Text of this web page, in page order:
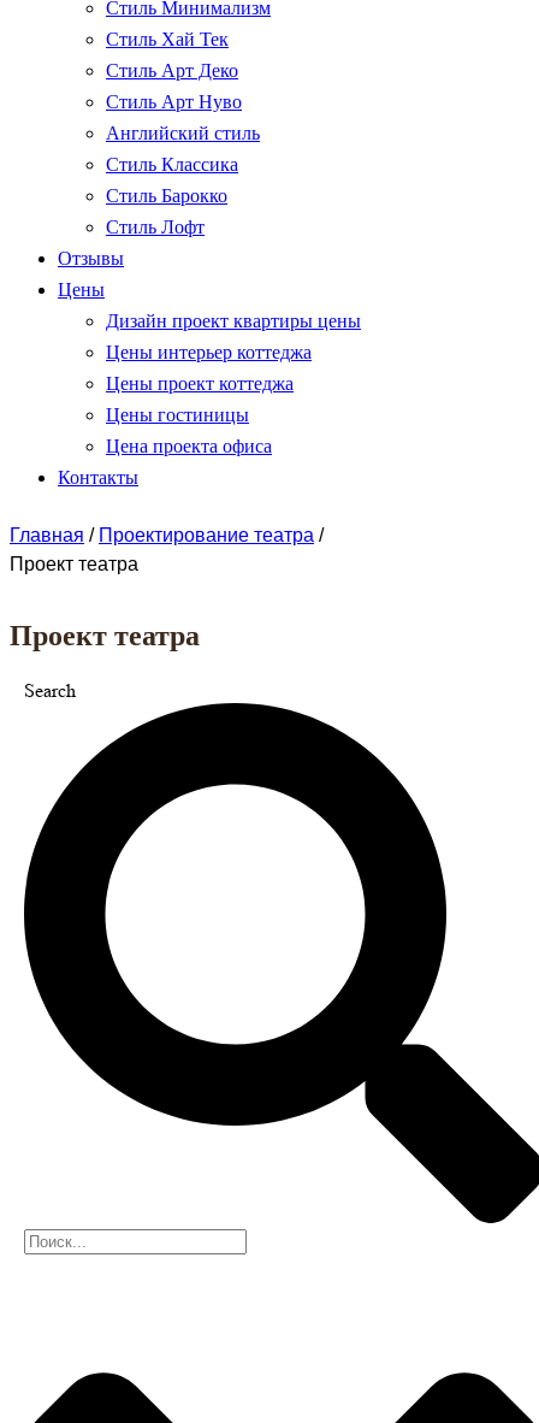
Стиль Минимализм
Стиль Хай Тек
Стиль Арт Деко
Стиль Арт Нуво
Английский стиль
Стиль Классика
Стиль Барокко
Стиль Лофт
Отзывы
Цены
Дизайн проект квартиры цены
Цены интерьер коттеджа
Цены проект коттеджа
Цены гостиницы
Цена проекта офиса
Контакты
Главная / Проектирование театра /
Проект театра
Проект театра
Search